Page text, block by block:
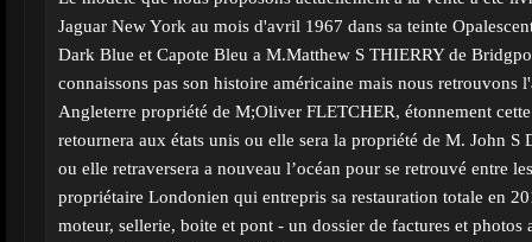
Jaguar New York au mois d'avril 1967 dans sa teinte
Dark Blue et Capote Bleu a M.Matthew S THIERRY de
connaissons pas son histoire américaine mais nous retrouvons
Angleterre propriété de M;Oliver FLETCHER, étonnement
retournera aux états unis ou elle sera la propriété de M. John S
ou elle retraversera a nouveau l’océan pour se retrouvé entre
propriétaire Londonien qui entrepris sa restauration totale en
moteur, sellerie, boite et pont - un dossier de factures et photos